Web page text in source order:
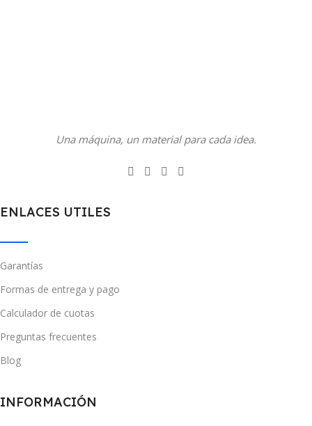
Una máquina, un material para cada idea.
ENLACES UTILES
Garantías
Formas de entrega y pago
Calculador de cuotas
Preguntas frecuentes
Blog
INFORMACIÓN